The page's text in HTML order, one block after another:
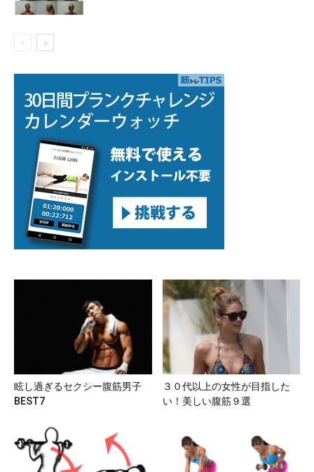
眩し過ぎるセクシー腹筋男子
BEST7
３０代以上の女性が目指した
い！美しい腹筋９選